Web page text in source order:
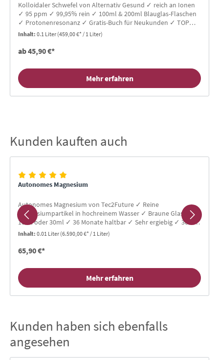
Kolloidaler Schwefel von Alternativ Gesund ✓ reich an Ionen
✓ 95 ppm ✓ 99,95% rein ✓ 100ml & 200ml Blauglas-Flaschen
✓ Protonenresonanz ✓ Gratis-Buch für Neukunden ✓ TOP
Bewertungen
Inhalt: 0.1 Liter (459,00 €* / 1 Liter)
ab 45,90 €*
Mehr erfahren
Produktgalerie überspringen
Kunden kauften auch
Autonomes Magnesium
Autonomes Magnesium von Tec2Future ✓ Reine
Magnesiumpartikel in hochreinem Wasser ✓ Braune Glasfl. in
10ml oder 30ml ✓ 36 Monate haltbar ✓ Sehr ergiebig ✓ 30-90
Cent pro Tag ✓ Mit Glaspipette
Inhalt: 0.01 Liter (6.590,00 €* / 1 Liter)
65,90 €*
Mehr erfahren
Produktgalerie überspringen
Kunden haben sich ebenfalls
angesehen